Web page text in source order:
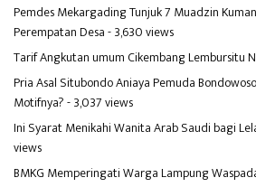
Pemdes Mekargading Tunjuk 7 Muadzin
Perempatan Desa- 3,630 views
Tarif Angkutan umum Cikembang Lembursitu
Pria Asal Situbondo Aniaya Pemuda
Motifnya?- 3,037 views
Ini Syarat Menikahi Wanita Arab Saudi bagi
views
BMKG Memperingati Warga Lampung